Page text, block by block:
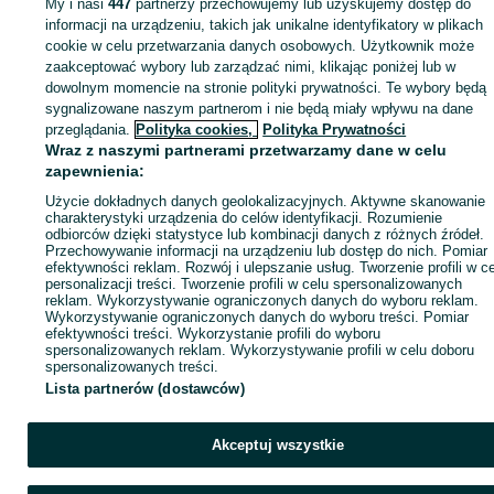
Zaloguj się lub załóż konto na OLX, aby skontaktować się z
sprzedającym
Zaloguj się / Załóż konto
My i nasi447 partnerzy przechowujemy lub uzyskujemy dostęp do
informacji na urządzeniu, takich jak unikalne identyfikatory w plikach
cookie w celu przetwarzania danych osobowych. Użytkownik może
zaakceptować wybory lub zarządzać nimi, klikając poniżej lub w
dowolnym momencie na stronie polityki prywatności. Te wybory będą
sygnalizowane naszym partnerom i nie będą miały wpływu na dane
przeglądania. Polityka cookies, Polityka Prywatności
Wraz z naszymi partnerami przetwarzamy dane w celu
zapewnienia:
Użycie dokładnych danych geolokalizacyjnych. Aktywne skanowanie
charakterystyki urządzenia do celów identyfikacji. Rozumienie
odbiorców dzięki statystyce lub kombinacji danych z różnych źródeł.
Przechowywanie informacji na urządzeniu lub dostęp do nich. Pomiar
efektywności reklam. Rozwój i ulepszanie usług. Tworzenie profili w
personalizacji treści. Tworzenie profili w celu spersonalizowanych
reklam. Wykorzystywanie ograniczonych danych do wyboru reklam.
Wykorzystywanie ograniczonych danych do wyboru treści. Pomiar
efektywności treści. Wykorzystanie profili do wyboru
spersonalizowanych reklam. Wykorzystywanie profili w celu doboru
spersonalizowanych treści.
Lista partnerów (dostawców)
Akceptuj wszystkie